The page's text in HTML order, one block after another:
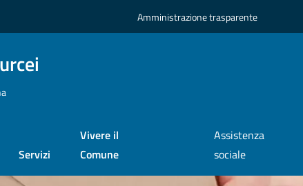
Amministrazione trasparente
Servizi
Vivere il
Comune
Assistenza
sociale